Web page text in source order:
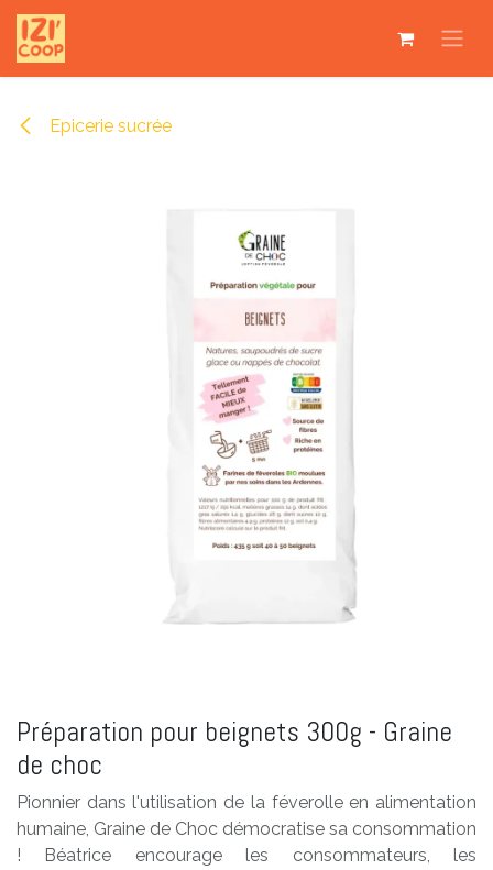
Se rendre au contenu
Epicerie sucrée
Préparation pour beignets 300g - Graine
de choc
Pionnier dans l'utilisation de la féverolle en alimentation
humaine, Graine de Choc démocratise sa consommation
! Béatrice encourage les consommateurs, les